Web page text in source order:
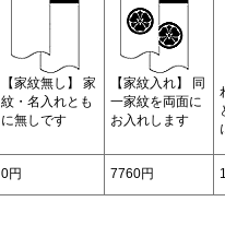
【家紋無し】 家
紋・名入れとも
に無しです
【家紋入れ】 同
一家紋を両面に
お入れします
0円 7760円